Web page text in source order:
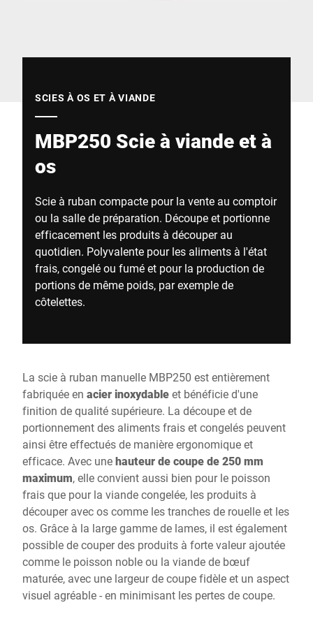
SCIES À OS ET À VIANDE
MBP250 Scie à viande et à
os
Scie à ruban compacte pour la vente au comptoir
ou la salle de préparation. Découpe et portionne
efficacement les produits à découper au
quotidien. Polyvalente pour les aliments à l'état
frais, congelé ou fumé et pour la production de
portions de même poids, par exemple de
côtelettes.
La scie à ruban manuelle MBP250 est entièrement
fabriquée en acier inoxydableet bénéficie d'une
finition de qualité supérieure. La découpe et de
portionnement des aliments frais et congelés peuvent
ainsi être effectués de manière ergonomique et
efficace. Avec unehauteur de coupe de 250 mm
maximum, elle convient aussi bien pour le poisson
frais que pour la viande congelée, les produits à
découper avec os comme les tranches de rouelle et les
os. Grâce à la large gamme de lames, il est également
possible de couper des produits à forte valeur ajoutée
comme le poisson noble ou la viande de bœuf
maturée, avec une largeur de coupe fidèle et un aspect
visuel agréable - en minimisant les pertes de coupe.